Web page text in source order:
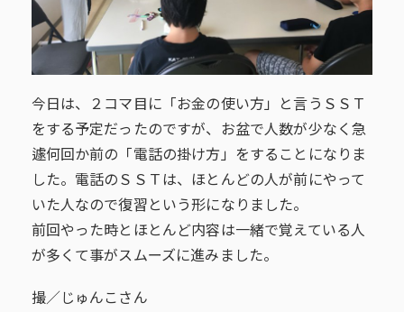
今日は、２コマ目に「お金の使い方」と言うＳＳＴ
をする予定だったのですが、お盆で人数が少なく急
遽何回か前の「電話の掛け方」をすることになりま
した。電話のＳＳＴは、ほとんどの人が前にやって
いた人なので復習という形になりました。
前回やった時とほとんど内容は一緒で覚えている人
が多くて事がスムーズに進みました。
撮／じゅんこさん